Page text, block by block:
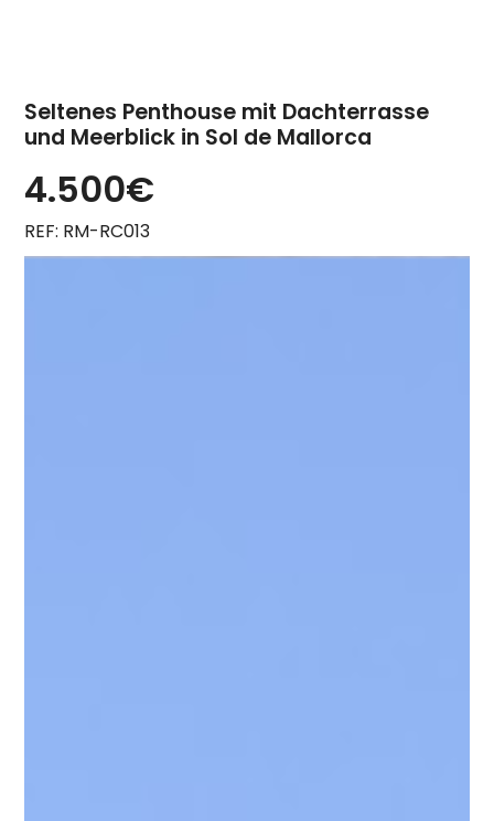
Seltenes Penthouse mit Dachterrasse
und Meerblick in Sol de Mallorca
4.500€
REF: RM-RC013